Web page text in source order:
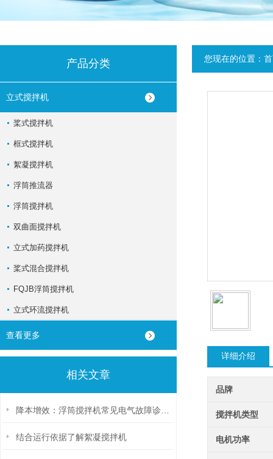
产品分类
立式搅拌机
桨式搅拌机
框式搅拌机
絮凝搅拌机
浮筒推流器
浮筒搅拌机
双曲面搅拌机
立式加药搅拌机
桨式混合搅拌机
FQJB浮筒搅拌机
立式环流搅拌机
查看更多
相关文章
结合运行依据了解絮凝搅拌机
您现在的位置：
详细介绍
品牌
搅拌机类型
电机功率